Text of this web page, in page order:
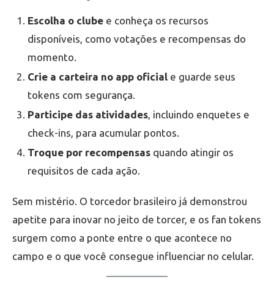
Escolha o clube e conheça os recursos
disponíveis, como votações e recompensas do
momento.
Crie a carteira no app oficial e guarde seus
tokens com segurança.
Participe das atividades, incluindo enquetes e
check-ins, para acumular pontos.
Troque por recompensas quando atingir os
requisitos de cada ação.
Sem mistério. O torcedor brasileiro já demonstrou
apetite para inovar no jeito de torcer, e os fan tokens
surgem como a ponte entre o que acontece no
campo e o que você consegue influenciar no celular.